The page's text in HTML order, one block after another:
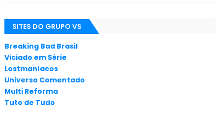
ANIMAÇÃO
ANNA GUNN
APLICATIVOS
ARTES
AUDIÊNCIA
SITES DO GRUPO VS
Breaking Bad Brasil
Viciado em Série
Lostmaníacos
Universo Comentado
Multi Reforma
Tuto de Tudo